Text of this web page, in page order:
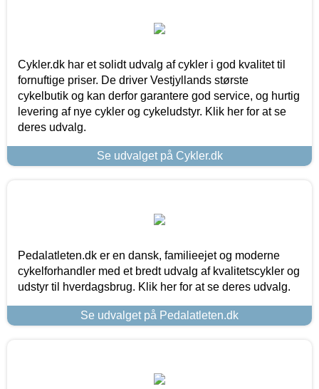
Cykler.dk har et solidt udvalg af cykler i god kvalitet til
fornuftige priser. De driver Vestjyllands største
cykelbutik og kan derfor garantere god service, og hurtig
levering af nye cykler og cykeludstyr. Klik her for at se
deres udvalg.
Se udvalget på Cykler.dk
Pedalatleten.dk er en dansk, familieejet og moderne
cykelforhandler med et bredt udvalg af kvalitetscykler og
udstyr til hverdagsbrug. Klik her for at se deres udvalg.
Se udvalget på Pedalatleten.dk